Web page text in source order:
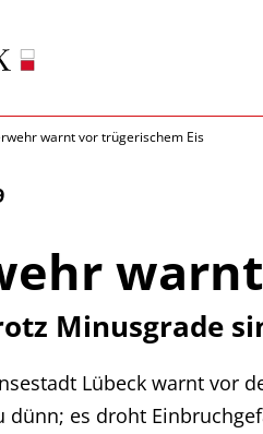
warnt vor trügerischem Eis
Minusgrade
Lübeck warnt vor
dünn; es droht